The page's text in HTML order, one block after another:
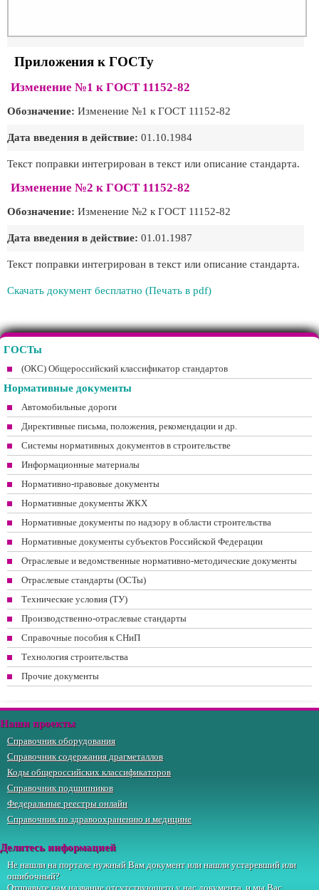
Приложения к ГОСТу
Изменение №1 к ГОСТ 11152-82
Обозначение: Изменение №1 к ГОСТ 11152-82
Дата введения в действие: 01.10.1984
Текст поправки интегрирован в текст или описание стандарта.
Изменение №2 к ГОСТ 11152-82
Обозначение: Изменение №2 к ГОСТ 11152-82
Дата введения в действие: 01.01.1987
Текст поправки интегрирован в текст или описание стандарта.
Скачать документ бесплатно (Печать в pdf)
ГОСТы
(ОКС) Общероссийский классификатор стандартов
Нормативные документы
Автомобильные дороги
Директивные письма, положения, рекомендации и др.
Системы нормативных документов в строительстве
Информационные материалы
Нормативно-правовые документы
Нормативные документы ЖКХ
Нормативные документы по надзору в области строительства
Нормативные документы субъектов Российской Федерации
Отраслевые и ведомственные нормативно-методические документы
Отраслевые стандарты (ОСТы)
Технические условия (ТУ)
Производственно-отраслевые стандарты
Справочные пособия к СНиП
Технология строительства
Прочие документы
Наши проекты
Справочник оборудования
Справочник содержания драгметаллов
Коды общероссийских классификаторов
Справочник подшипников
Федеральные реестры онлайн
Справочник по здравоохранению и медицине
Делитесь информацией
Не нашли на портале нужный Вам документ или нашли устаревший или
ошибочный?
Отправьтенамназвание отсутствующего у нас документа, и мы Вас